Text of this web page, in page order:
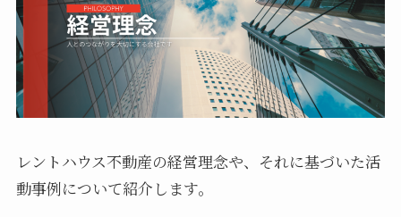
レントハウス不動産の経営理念や、それに基づいた活
動事例について紹介します。